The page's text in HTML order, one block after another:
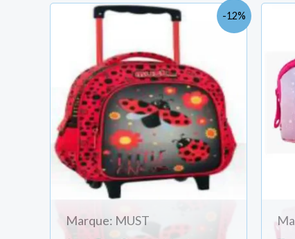
-12%
Marque: MUST
Le
était :
TND
100.600.
TND
89.000.